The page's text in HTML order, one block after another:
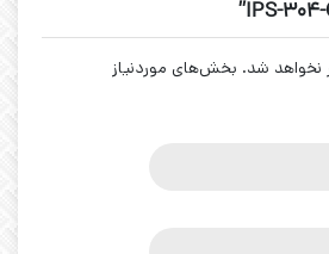
نخواهد شد. بخش‌های موردنیاز